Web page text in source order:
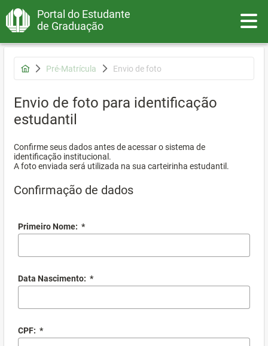
Portal do Estudante
de Graduação
Pré-Matrícula Envio de foto
Envio de foto para identificação
estudantil
Confirme seus dados antes de acessar o sistema de
identificação institucional.
A foto enviada será utilizada na sua carteirinha estudantil.
Confirmação de dados
Primeiro Nome: *
Data Nascimento: *
CPF: *